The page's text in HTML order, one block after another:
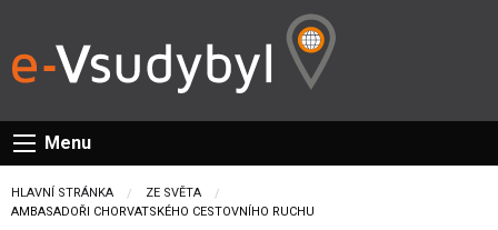
Menu
HLAVNÍ STRÁNKA
ZE SVĚTA
CURRENT:
AMBASADOŘI CHORVATSKÉHO CESTOVNÍHO RUCHU